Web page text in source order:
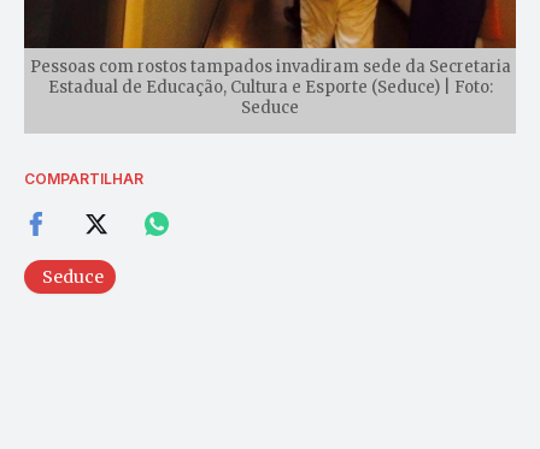
Pessoas com rostos tampados invadiram sede da Secretaria
Estadual de Educação, Cultura e Esporte (Seduce) | Foto:
Seduce
COMPARTILHAR
Seduce